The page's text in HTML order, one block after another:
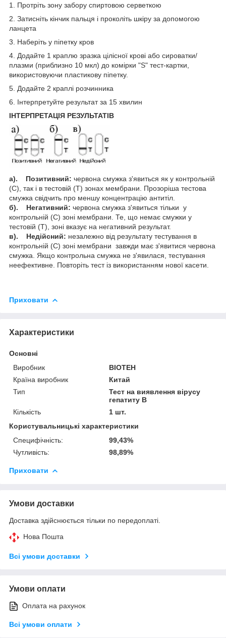
1. Протріть зону забору спиртовою серветкою
2. Затисніть кінчик пальця і проколіть шкіру за допомогою
ланцета
3. Наберіть у піпетку кров
4. Додайте 1 краплю зразка цілісної крові або сироватки/
плазми (приблизно 10 мкл) до комірки "S" тест-картки,
використовуючи пластикову піпетку.
5. Додайте 2 краплі розчинника
6. Інтерпретуйте результат за 15 хвилин
ІНТЕРПРЕТАЦІЯ РЕЗУЛЬТАТІВ
а). Позитивний: червона смужка з'явиться як у контрольній
(С), так і в тестовій (Т) зонах мембрани. Прозоріша тестова
смужка свідчить про меншу концентрацію антитіл.
б). Негативний: червона смужка з'явиться тільки у
контрольній (С) зоні мембрани. Те, що немає смужки у
тестовій (Т), зоні вказує на негативний результат.
в). Недійсний: незалежно від результату тестування в
контрольній (С) зоні мембрани завжди має з'явитися червона
смужка. Якщо контрольна смужка не з'явилася, тестування
неефективне. Повторіть тест із використанням нової касети.
Приховати
Характеристики
Основні
Виробник
BIOTEH
Країна виробник
Китай
Тип
Тест на виявлення вірусу
гепатиту В
Кількість
1 шт.
Користувальницькі характеристики
Специфічність:
99,43%
Чутливість:
98,89%
Приховати
Умови доставки
Доставка здійснюється тільки по передоплаті.
Нова Пошта
Всі умови доставки
Умови оплати
Оплата на рахунок
Всі умови оплати